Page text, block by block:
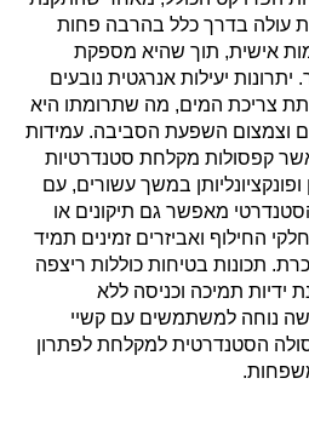
עולה בדרך כלל בהרבה פחות
אישית, תוך שהיא מספקת
יתרונות יעילות אנרגטית נובעים
צריכת המים, מה שתרומתו היא
וצמצום השפעת הסביבה. עמידות
קפסולות מקלחת סטנדרטיות
במשך עשורים, עם
מאפשר גם תיקונים או
החילוף ואביזרים זמינים תמיד
תכונות בטיחות כוללות ריצפה
ידיות תמיכה וכניסה ללא
נוחה למשתמשים עם קשיי
הסטנדרטית למקלחת לפתרון